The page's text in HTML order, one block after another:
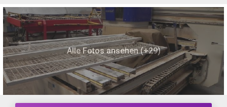
Alle Fotos ansehen (+29)